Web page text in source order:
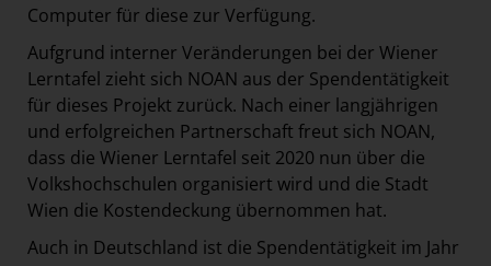
Computer für diese zur Verfügung.
Aufgrund interner Veränderungen bei der Wiener
Lerntafel zieht sich NOAN aus der Spendentätigkeit
für dieses Projekt zurück. Nach einer langjährigen
und erfolgreichen Partnerschaft freut sich NOAN,
dass die Wiener Lerntafel seit 2020 nun über die
Volkshochschulen organisiert wird und die Stadt
Wien die Kostendeckung übernommen hat.
Auch in Deutschland ist die Spendentätigkeit im Jahr